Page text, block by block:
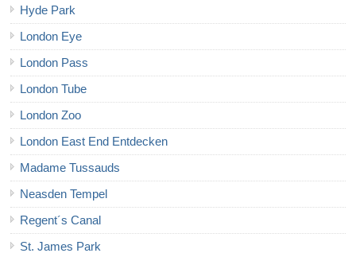
Hyde Park
London Eye
London Pass
London Tube
London Zoo
London East End Entdecken
Madame Tussauds
Neasden Tempel
Regent´s Canal
St. James Park